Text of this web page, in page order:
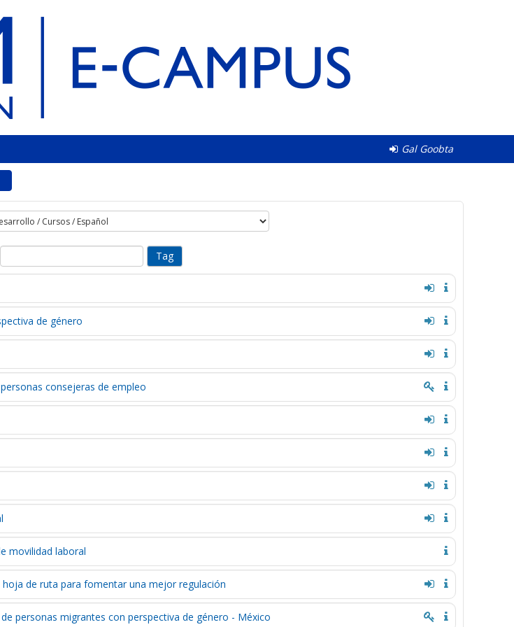
Gal Goobta
de género
consejeras de empleo
movilidad laboral
de ruta para fomentar una mejor regulación
personas migrantes con perspectiva de género - México